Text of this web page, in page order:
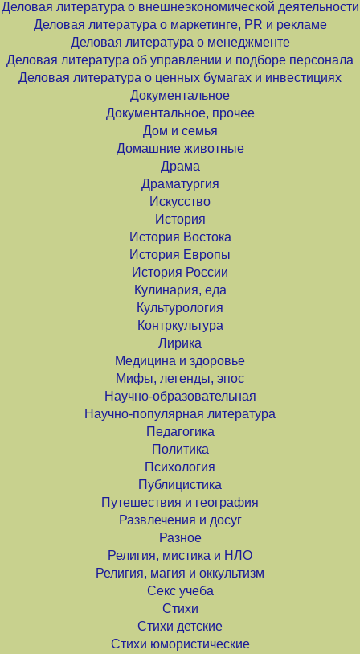
Деловая литература о внешнеэкономической деятельности
Деловая литература о маркетинге, PR и рекламе
Деловая литература о менеджменте
Деловая литература об управлении и подборе персонала
Деловая литература о ценных бумагах и инвестициях
Документальное
Документальное, прочее
Дом и семья
Домашние животные
Драма
Драматургия
Искусство
История
История Востока
История Европы
История России
Кулинария, еда
Культурология
Контркультура
Лирика
Медицина и здоровье
Мифы, легенды, эпос
Научно-образовательная
Научно-популярная литература
Педагогика
Политика
Психология
Публицистика
Путешествия и география
Развлечения и досуг
Разное
Религия, мистика и НЛО
Религия, магия и оккультизм
Секс учеба
Стихи
Стихи детские
Стихи юмористические